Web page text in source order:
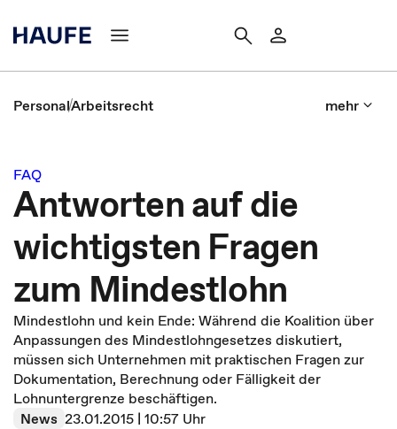
PersonalArbeitsrecht mehr
FAQ
Antworten auf die
wichtigsten Fragen
zum Mindestlohn
Mindestlohn und kein Ende: Während die Koalition über
Anpassungen des Mindestlohngesetzes diskutiert,
müssen sich Unternehmen mit praktischen Fragen zur
Dokumentation, Berechnung oder Fälligkeit der
Lohnuntergrenze beschäftigen.
News 23.01.2015 | 10:57 Uhr